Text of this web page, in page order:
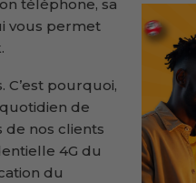
téléphone, sa
vous permet
C’est pourquoi,
de
nos clients
4G du
du